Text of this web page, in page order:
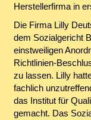
Herstellerfirma in
Die Firma Lilly
dem Sozialgericht
einstweiligen
Richtlinien-
zu lassen. Lilly
fachlich
das Institut für
gemacht. Das